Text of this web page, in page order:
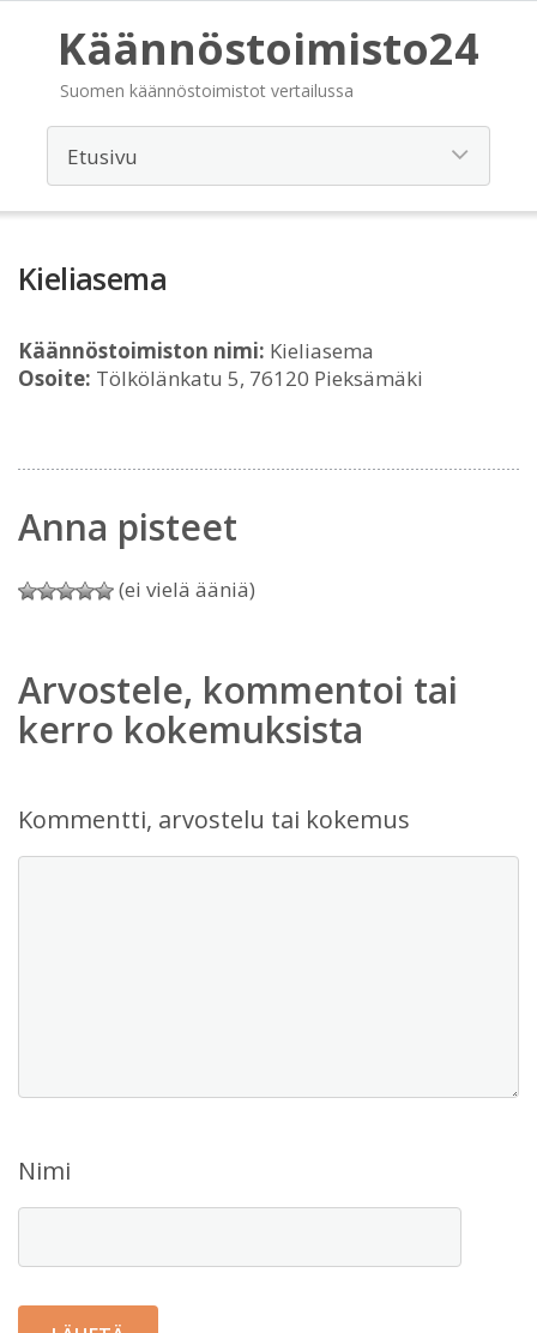
Käännöstoimisto24
Suomen käännöstoimistot vertailussa
Kieliasema
Käännöstoimiston nimi: Kieliasema
Osoite: Tölkölänkatu 5, 76120 Pieksämäki
Anna pisteet
(ei vielä ääniä)
Arvostele, kommentoi tai
kerro kokemuksista
Kommentti, arvostelu tai kokemus
Nimi